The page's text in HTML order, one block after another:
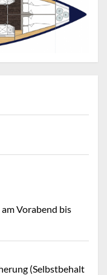
Vorabend bis
(Selbstbehalt